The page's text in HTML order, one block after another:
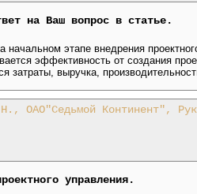
на Ваш вопрос в статье.
начальном этапе внедрения
эффективность от создания
затраты, выручка,
ОАО"Седьмой Континент",
управления.